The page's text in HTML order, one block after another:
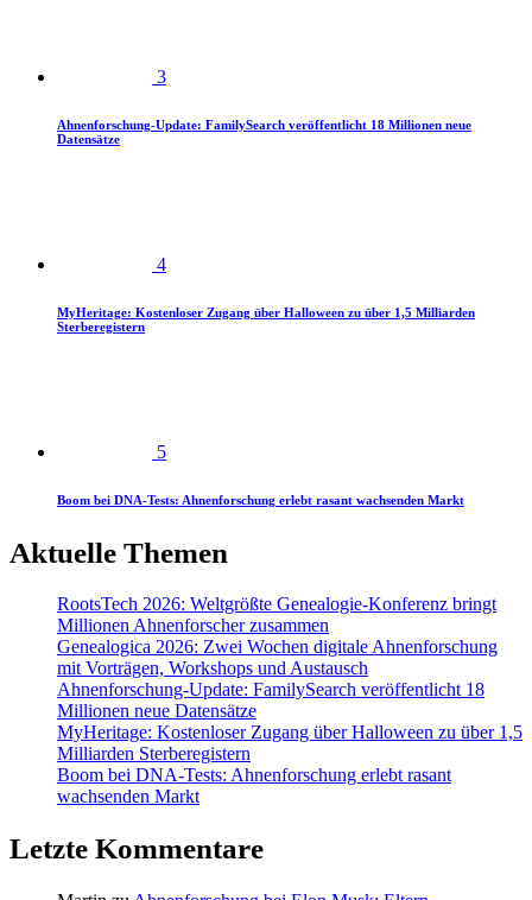
3
Ahnenforschung-Update: FamilySearch veröffentlicht 18 Millionen neue
Datensätze
4
MyHeritage: Kostenloser Zugang über Halloween zu über 1,5 Milliarden
Sterberegistern
5
Boom bei DNA-Tests: Ahnenforschung erlebt rasant wachsenden Markt
Aktuelle Themen
RootsTech 2026: Weltgrößte Genealogie-Konferenz bringt
Millionen Ahnenforscher zusammen
Genealogica 2026: Zwei Wochen digitale Ahnenforschung
mit Vorträgen, Workshops und Austausch
Ahnenforschung-Update: FamilySearch veröffentlicht 18
Millionen neue Datensätze
MyHeritage: Kostenloser Zugang über Halloween zu über 1,5
Milliarden Sterberegistern
Boom bei DNA-Tests: Ahnenforschung erlebt rasant
wachsenden Markt
Letzte Kommentare